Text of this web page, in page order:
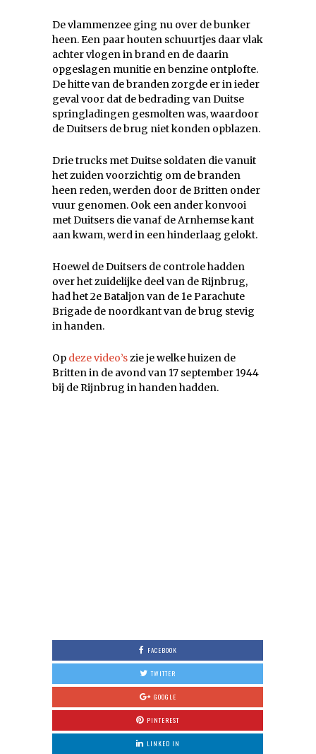
De vlammenzee ging nu over de bunker
heen. Een paar houten schuurtjes daar vlak
achter vlogen in brand en de daarin
opgeslagen munitie en benzine ontplofte.
De hitte van de branden zorgde er in ieder
geval voor dat de bedrading van Duitse
springladingen gesmolten was, waardoor
de Duitsers de brug niet konden opblazen.
Drie trucks met Duitse soldaten die vanuit
het zuiden voorzichtig om de branden
heen reden, werden door de Britten onder
vuur genomen. Ook een ander konvooi
met Duitsers die vanaf de Arnhemse kant
aan kwam, werd in een hinderlaag gelokt.
Hoewel de Duitsers de controle hadden
over het zuidelijke deel van de Rijnbrug,
had het 2e Bataljon van de 1e Parachute
Brigade de noordkant van de brug stevig
in handen.
Op deze video’szie je welke huizen de
Britten in de avond van 17 september 1944
bij de Rijnbrug in handen hadden.
FACEBOOK
TWITTER
GOOGLE
PINTEREST
LINKED IN